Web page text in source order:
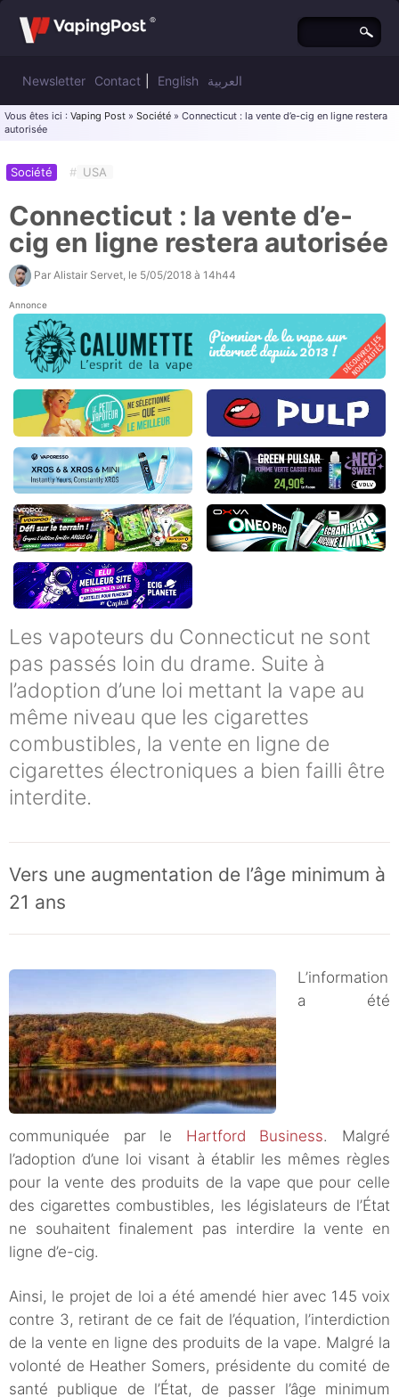
Newsletter Contact English العربية
Vous êtes ici : Vaping Post » Société » Connecticut : la vente d’e-cig en ligne restera
autorisée
Société # USA
Connecticut : la vente d’e-
cig en ligne restera autorisée
Par Alistair Servet , le 5/05/2018 à 14h44
Annonce
Les vapoteurs du Connecticut ne sont
pas passés loin du drame. Suite à
l’adoption d’une loi mettant la vape au
même niveau que les cigarettes
combustibles, la vente en ligne de
cigarettes électroniques a bien failli être
interdite.
Vers une augmentation de l’âge minimum à
21 ans
L’information
a été
communiquée par le Hartford Business. Malgré
l’adoption d’une loi visant à établir les mêmes règles
pour la vente des produits de la vape que pour celle
des cigarettes combustibles, les législateurs de l’État
ne souhaitent finalement pas interdire la vente en
ligne d’e-cig.
Ainsi, le projet de loi a été amendé hier avec 145 voix
contre 3, retirant de ce fait de l’équation, l’interdiction
de la vente en ligne des produits de la vape. Malgré la
volonté de Heather Somers, présidente du comité de
santé publique de l’État, de passer l’âge minimum